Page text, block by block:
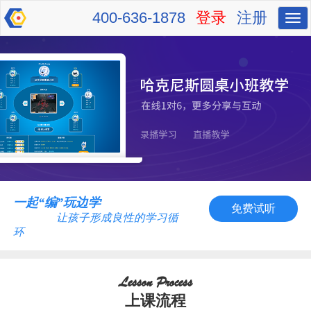
切
换
注册
登录
400-636-1878
一起“编”玩边学
让孩子形成良性的学习循
环
免费试听
Lesson Process
上课流程